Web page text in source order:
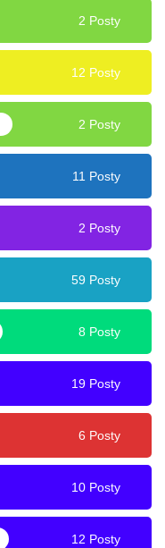
2 Posty
12 Posty
2 Posty
11 Posty
2 Posty
59 Posty
8 Posty
19 Posty
6 Posty
10 Posty
12 Posty